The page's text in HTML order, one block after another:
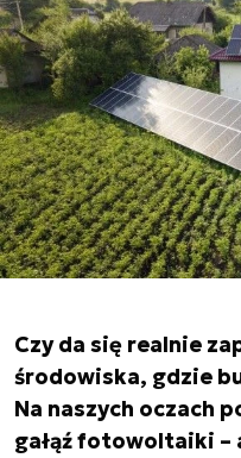
Czy da się realnie
środowiska, gdzie
Na naszych oczach
gałąź fotowoltaiki